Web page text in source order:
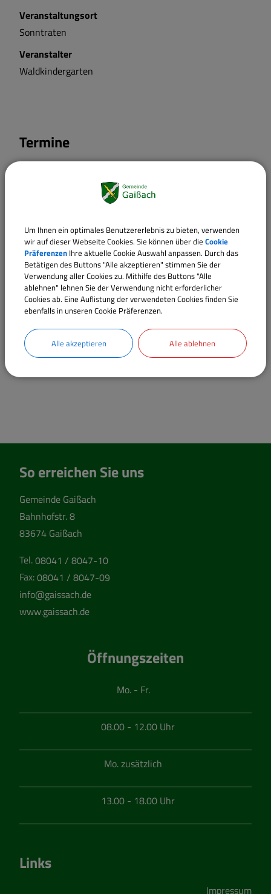
Termine
Veranstaltungsort
Sonntraten
Veranstalter
Waldkindergarten
So erreichen Sie uns
Gemeinde Gaißach
Bahnhofstr. 8
83674 Gaißach
Tel.08041 / 8047-10
Fax:08041 / 8047-09
info@gaissach.de
www.gaissach.de
Öffnungszeiten
Mo. - Fr.
08.00 - 12.00 Uhr
Mo. zusätzlich
13.00 - 18.00 Uhr
Links
Impressum
Um Ihnen ein optimales Benutzererlebnis zu bieten, verwenden
wir auf dieser Webseite Cookies. Sie können über die Cookie
Präferenzen Ihre aktuelle Cookie Auswahl anpassen. Durch das
Betätigen des Buttons "Alle akzeptieren" stimmen Sie der
Verwendung aller Cookies zu. Mithilfe des Buttons "Alle
ablehnen" lehnen Sie der Verwendung nicht erforderlicher
Cookies ab. Eine Auflistung der verwendeten Cookies finden Sie
ebenfalls in unseren Cookie Präferenzen.
Alle akzeptieren Alle ablehnen